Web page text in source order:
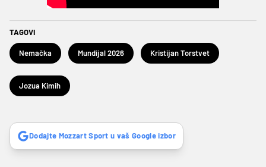
TAGOVI
Nemačka Mundijal 2026 Kristijan Torstvet
Jozua Kimih
Dodajte Mozzart Sport u vaš Google izbor